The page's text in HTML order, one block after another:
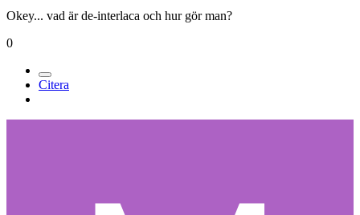
Okey... vad är de-interlaca och hur gör man?
0
Citera